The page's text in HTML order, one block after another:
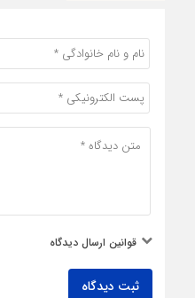
قوانین ارسال دیدگاه
ثبت دیدگاه